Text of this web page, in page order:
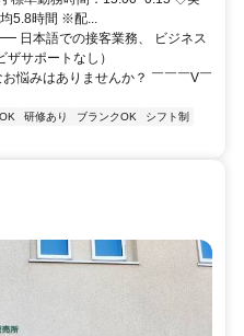
5.8時間 ※配...
語での接客業務、 ビジネス
サポートなし）
はありませんか？ ￣￣￣V￣
研修あり ブランクOK
シフト制